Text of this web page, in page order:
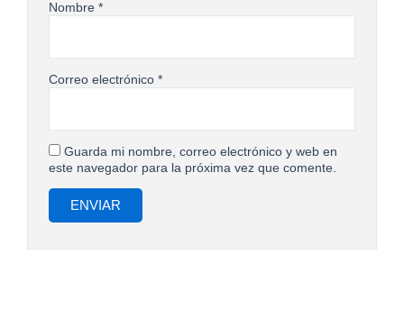
Nombre*
Correo electrónico*
Guarda mi nombre, correo electrónico y web en
este navegador para la próxima vez que comente.